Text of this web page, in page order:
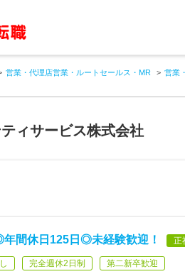
営業・代理店営業・ルートセールス・MR 営業
ィサービス株式会社
間休日125日◎未経験歓迎！ 正
完全週休2日制 第二新卒歓迎